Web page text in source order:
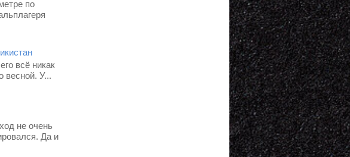
по
всё никак
весной. У...
не очень
Да и